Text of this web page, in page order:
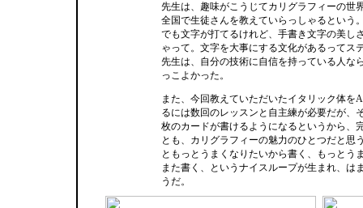
先生は、趣味がこうじてカリグラフィーの世
全国で生徒さんを教えていらっしゃるという
でも文字が打てるけれど、手書き文字の美し
ゃって。文字を大事にする文化があるってス
先生は、自分の技術に自信を持っている人な
っこよかった。
また、今回教えていただいたイタリック体を
るには数回のレッスンと自主練が必要だが、
枚のカードが書けるようになるというから、
とも、カリグラフィーの魅力のひとつだと思
ともっとうまくなりたいから書く、もっとう
また書く、というナイスループが生まれ、は
うだ。